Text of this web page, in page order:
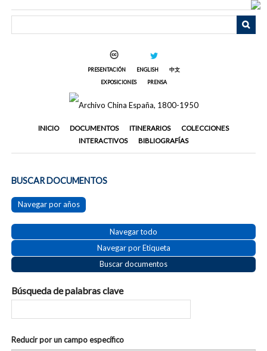
PRESENTACIÓN ENGLISH
中文
EXPOSICIONES
PRENSA
INICIO DOCUMENTOS ITINERARIOS
COLECCIONES
INTERACTIVOS
BIBLIOGRAFÍAS
BUSCAR DOCUMENTOS
Navegar por años
Navegar todo
Navegar por Etiqueta
Buscar documentos
Búsqueda de palabras clave
Reducir por un campo específico